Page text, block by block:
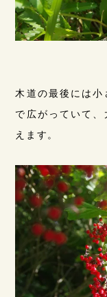
木道の最後には
で広がっていて
えます。